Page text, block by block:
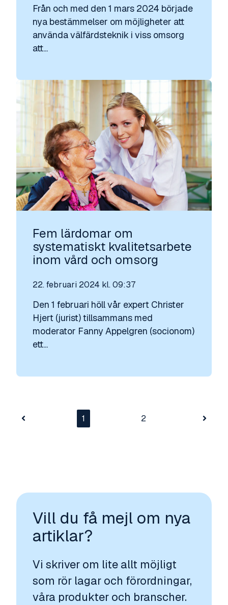
Från och med den 1 mars 2024 började
nya bestämmelser om möjligheter att
använda välfärdsteknik i viss omsorg
att...
Fem lärdomar om
systematiskt kvalitetsarbete
inom vård och omsorg
22. februari 2024 kl. 09:37
Den 1 februari höll vår expert Christer
Hjert (jurist) tillsammans med
moderator Fanny Appelgren (socionom)
ett...
Tidigare 1 2 Nästa
Vill du få mejl om nya
artiklar?
Vi skriver om lite allt möjligt
som rör lagar och förordningar,
våra produkter och branscher.